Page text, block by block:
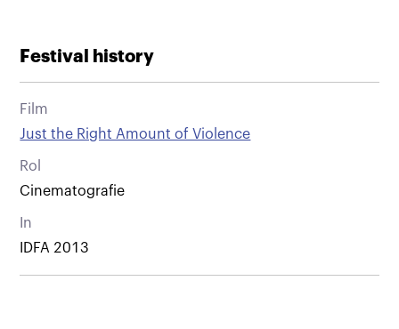
Festival history
Film
Just the Right Amount of Violence
Rol
Cinematografie
In
IDFA 2013